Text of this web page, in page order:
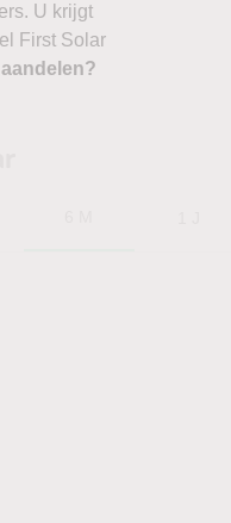
U krijgt
First Solar